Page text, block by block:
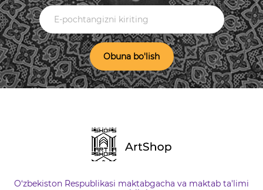
Obuna bo'lish
O‘zbekiston Respublikasi maktabgacha va maktab ta'limi